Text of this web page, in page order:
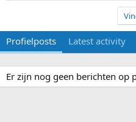
Profielposts Latest activity
Er zijn nog geen berichten op